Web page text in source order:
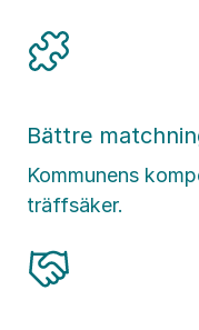
Bättre
Kommunens
träffsäker.